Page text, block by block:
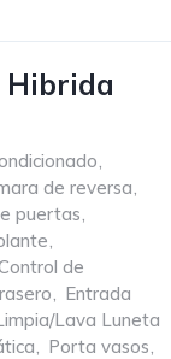
Hibrida
,
de reversa,
puertas,
,
de
, Entrada
Lava Luneta
, Porta vasos,